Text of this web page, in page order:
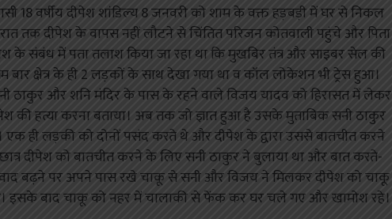
18 वर्षीय दीपेश शांडिल्य 8 जनवरी को शाम के वक्त हड़बड़ी में घर से निकल
तक दीपेश के वापस नहीं लौटने से चिंतित परिजन कोतवाली पहुंचे और पिता
के संबंध में पता तलाश किया जा रहा था कि मुखबिर तंत्र और साइबर सेल की
क्षेत्र के ही 2 लड़कों के साथ देखा गया था व कॉल लोकेशन भी ट्रेस हुआ।
ठाकुर और शनि मंदिर के पास के रहने वाले विजय यादव को हिरासत में लेकर
की हत्या करना बताया। अब तक जो ज्ञात हुआ है उसके मुताबिक सनी ठाकुर
एक ही लड़की को दोनों पसंद करते थे और दीपेश के द्वारा उससे बातचीत करने
दीपेश को बातचीत करने के लिए सनी ठाकुर ने बुलाया था और बात करते-
बढ़ने पर अपने पास रखे चाकू से सनी और विजय ने मिलकर दीपेश को चाकू
इसके बाद चाकू को नहर में चालाकी से फेंक कर घर चले गए और खामोश रहे।